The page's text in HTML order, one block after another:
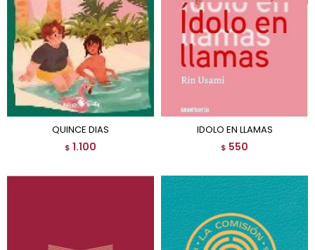
QUINCE DIAS
$ 1.100
IDOLO EN LLAMAS
$ 550